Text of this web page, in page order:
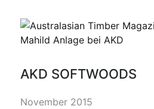
AKD SOFTWOODS
November 2015